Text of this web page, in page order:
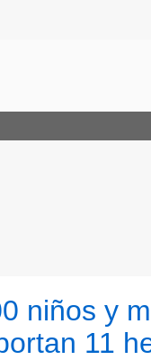
niños y
11